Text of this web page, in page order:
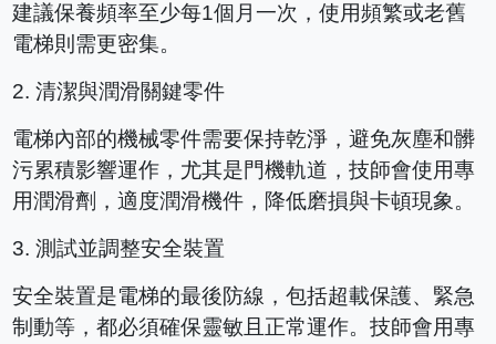
建議保養頻率至少每1個月一次，使用頻繁或老舊
電梯則需更密集。
2.清潔與潤滑關鍵零件
電梯內部的機械零件需要保持乾淨，避免灰塵和髒
污累積影響運作，尤其是門機軌道，技師會使用專
用潤滑劑，適度潤滑機件，降低磨損與卡頓現象。
3.測試並調整安全裝置
安全裝置是電梯的最後防線，包括超載保護、緊急
制動等，都必須確保靈敏且正常運作。技師會用專